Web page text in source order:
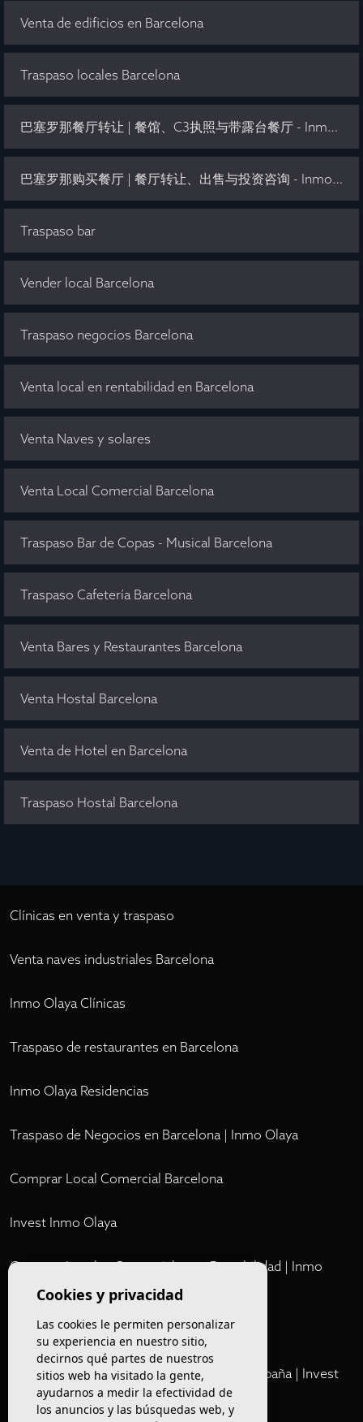
Venta de edificios en Barcelona
Traspaso locales Barcelona
巴塞罗那餐厅转让 | 餐馆、C3执照与带露台餐厅 - Inmo Olaya
巴塞罗那购买餐厅 | 餐厅转让、出售与投资咨询 - Inmo Olaya
Traspaso bar
Vender local Barcelona
Traspaso negocios Barcelona
Venta local en rentabilidad en Barcelona
Venta Naves y solares
Venta Local Comercial Barcelona
Traspaso Bar de Copas - Musical Barcelona
Traspaso Cafetería Barcelona
Venta Bares y Restaurantes Barcelona
Venta Hostal Barcelona
Venta de Hotel en Barcelona
Traspaso Hostal Barcelona
Clínicas en venta y traspaso
Venta naves industriales Barcelona
Inmo Olaya Clínicas
Traspaso de restaurantes en Barcelona
Inmo Olaya Residencias
Traspaso de Negocios en Barcelona | Inmo Olaya
Comprar Local Comercial Barcelona
Invest Inmo Olaya
Comprar Locales Comerciales en Rentabilidad | Inmo
Cartera Privada de Activos Hoteleros en España | Invest
Inmo Olaya
Cookies y privacidad
Las cookies le permiten personalizar
su experiencia en nuestro sitio,
decirnos qué partes de nuestros
sitios web ha visitado la gente,
ayudarnos a medir la efectividad de
los anuncios y las búsquedas web, y